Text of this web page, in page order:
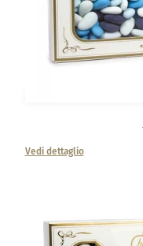
Vedi dettaglio